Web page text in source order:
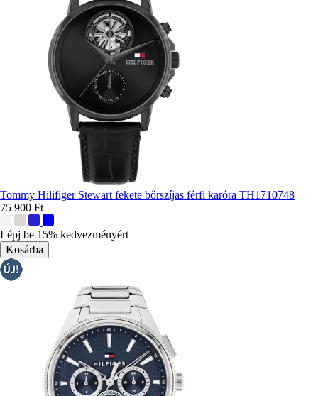
Tommy Hilifiger Stewart fekete bőrszíjas férfi karóra TH1710748
75 900 Ft
színek:
Lépj be 15% kedvezményért